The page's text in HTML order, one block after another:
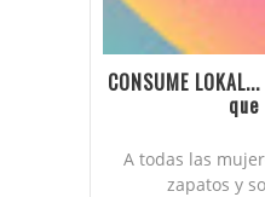
CONSUME
A todas las
zapatos y